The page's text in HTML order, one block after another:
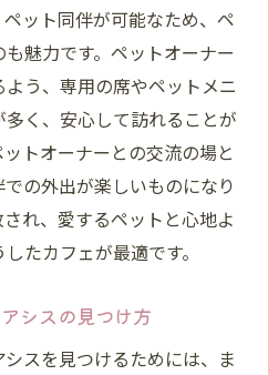
ット同伴が可能なため、ペ
魅力です。ペットオーナー
う、専用の席やペットメニ
く、安心して訪れることが
トオーナーとの交流の場と
の外出が楽しいものになり
れ、愛するペットと心地よ
たカフェが最適です。
シスの見つけ方
スを見つけるためには、ま